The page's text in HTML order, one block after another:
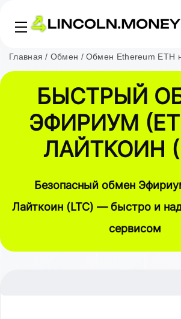
Главная Обмен Обмен Ethereum ETH
БЫСТРЫЙ
ЭФИРИУМ
ЛАЙТКОИН
Безопасный обмен
Лайткоин (LTC) — быстро и
сервисом